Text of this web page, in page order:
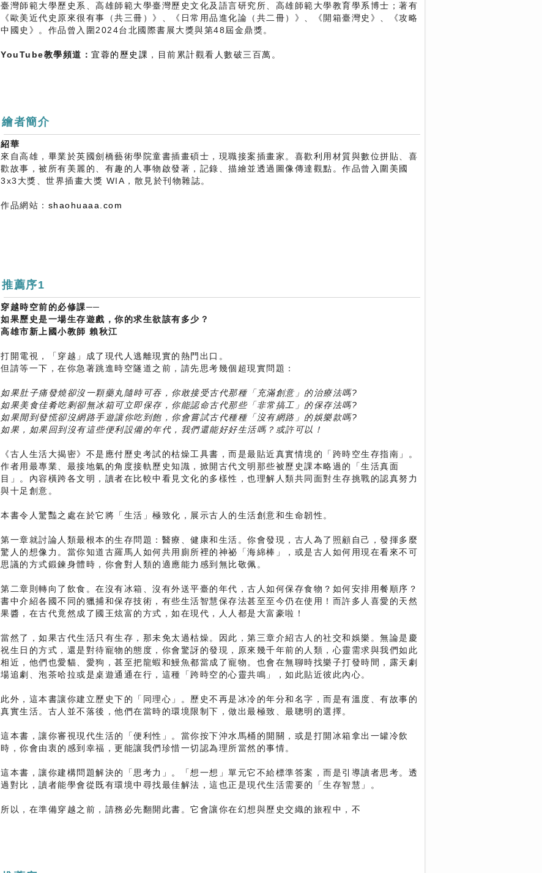
臺灣師範大學歷史系、高雄師範大學臺灣歷史文化及語言研究所、高雄師範大學教育學系博士；著有
《歐美近代史原來很有事（共三冊）》、《日常用品進化論（共二冊）》、《開箱臺灣史》、《攻略
中國史》。作品曾入圍2024台北國際書展大獎與第48屆金鼎獎。
YouTube教學頻道： 宜蓉的歷史課 ，目前累計觀看人數破三百萬。
繪者簡介
紹華
來自高雄，畢業於英國劍橋藝術學院童書插畫碩士，現職接案插畫家。喜歡利用材質與數位拼貼、喜
歡故事，被所有美麗的、有趣的人事物啟發著，記錄、描繪並透過圖像傳達觀點。作品曾入圍美國
3x3大獎、世界插畫大獎 WIA，散見於刊物雜誌。
作品網站： shaohuaaa.com
推薦序1
穿越時空前的必修課──
如果歷史是一場生存遊戲，你的求生欲該有多少？
高雄市新上國小教師 賴秋江
打開電視，「穿越」成了現代人逃離現實的熱門出口。
但請等一下，在你急著跳進時空隧道之前，請先思考幾個超現實問題：
如果肚子痛發燒卻沒一顆藥丸隨時可吞，你敢接受古代那種「充滿創意」的治療法嗎?
如果美食佳肴吃剩卻無冰箱可立即保存，你能認命古代那些「非常搞工」的保存法嗎?
如果閒到發慌卻沒網路手遊讓你吃到飽，你會嘗試古代種種「沒有網路」的娛樂款嗎?
如果，如果回到沒有這些便利設備的年代，我們還能好好生活嗎？或許可以！
《古人生活大揭密》不是應付歷史考試的枯燥工具書，而是最貼近真實情境的「跨時空生存指南」。
作者用最專業、最接地氣的角度接軌歷史知識，掀開古代文明那些被歷史課本略過的「生活真面
目」。內容橫跨各文明，讀者在比較中看見文化的多樣性，也理解人類共同面對生存挑戰的認真努力
與十足創意。
本書令人驚豔之處在於它將「生活」極致化，展示古人的生活創意和生命韌性。
第一章就討論人類最根本的生存問題：醫療、健康和生活。你會發現，古人為了照顧自己，發揮多麼
驚人的想像力。當你知道古羅馬人如何共用廁所裡的神祕「海綿棒」，或是古人如何用現在看來不可
思議的方式鍛鍊身體時，你會對人類的適應能力感到無比敬佩。
第二章則轉向了飲食。在沒有冰箱、沒有外送平臺的年代，古人如何保存食物？如何安排用餐順序？
書中介紹各國不同的獵捕和保存技術，有些生活智慧保存法甚至至今仍在使用！而許多人喜愛的天然
果醬，在古代竟然成了國王炫富的方式，如在現代，人人都是大富豪啦！
當然了，如果古代生活只有生存，那未免太過枯燥。因此，第三章介紹古人的社交和娛樂。無論是慶
祝生日的方式，還是對待寵物的態度，你會驚訝的發現，原來幾千年前的人類，心靈需求與我們如此
相近，他們也愛貓、愛狗，甚至把龍蝦和鰻魚都當成了寵物。也會在無聊時找樂子打發時間，露天劇
場追劇、泡茶哈拉或是桌遊通通在行，這種「跨時空的心靈共鳴」，如此貼近彼此內心。
此外，這本書讓你建立歷史下的「同理心」。歷史不再是冰冷的年分和名字，而是有溫度、有故事的
真實生活。古人並不落後，他們在當時的環境限制下，做出最極致、最聰明的選擇。
這本書，讓你審視現代生活的「便利性」。當你按下沖水馬桶的開關，或是打開冰箱拿出一罐冷飲
時，你會由衷的感到幸福，更能讓我們珍惜一切認為理所當然的事情。
這本書，讓你建構問題解決的「思考力」。「想一想」單元它不給標準答案，而是引導讀者思考。透
過對比，讀者能學會從既有環境中尋找最佳解法，這也正是現代生活需要的「生存智慧」。
所以，在準備穿越之前，請務必先翻開此書。它會讓你在幻想與歷史交織的旅程中，不